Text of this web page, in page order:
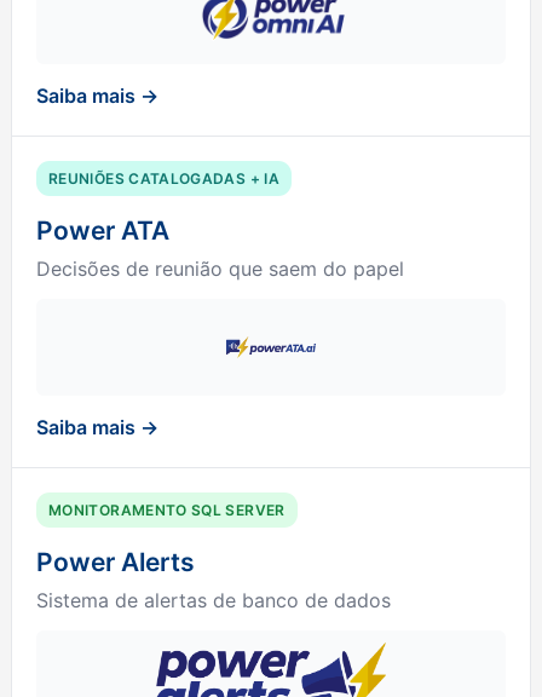
Saiba mais →
REUNIÕES CATALOGADAS + IA
Power ATA
Decisões de reunião que saem do papel
Saiba mais →
MONITORAMENTO SQL SERVER
Power Alerts
Sistema de alertas de banco de dados